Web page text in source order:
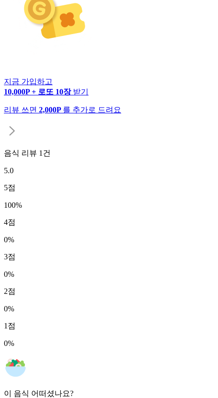
지금 가입하고
10,000P + 로또 10장 받기
리뷰 쓰면 2,000P 를 추가로 드려요
음식 리뷰 1 건
5.0
5점
100%
4점
0%
3점
0%
2점
0%
1 점
0%
이 음식 어떠셨나요?